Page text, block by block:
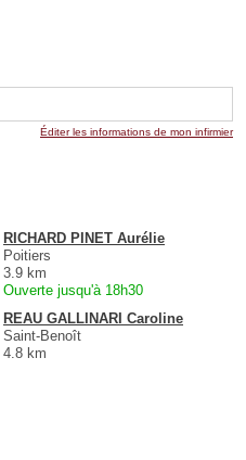
Éditer les informations de mon infirmier
RICHARD PINET Aurélie
Poitiers
3.9 km
Ouverte jusqu'à 18h30
REAU GALLINARI Caroline
Saint-Benoît
4.8 km